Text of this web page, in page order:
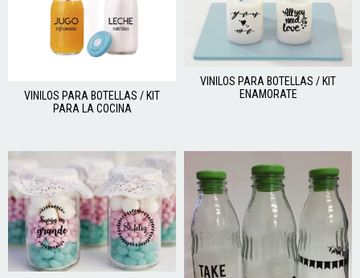
VINILOS PARA BOTELLAS / KIT
PARA LA COCINA
VINILOS PARA BOTELLAS / KIT
ENAMORATE